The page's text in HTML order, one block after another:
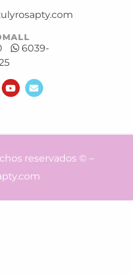
6039-
reservados © –